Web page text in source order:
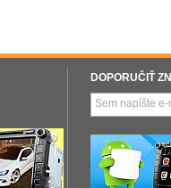
DOPORUČIŤ